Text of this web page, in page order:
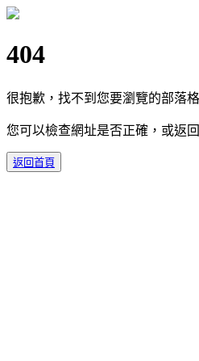
404
很抱歉，找不到您要瀏覽的部落
您可以檢查網址是否正確，或返
返回首頁